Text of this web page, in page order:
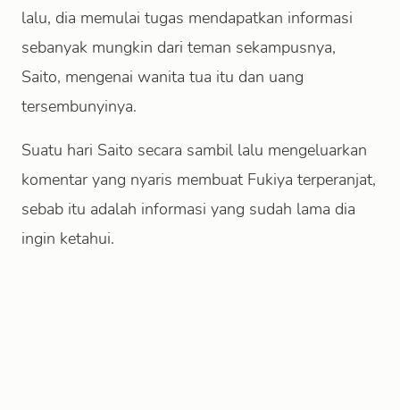
lalu, dia memulai tugas mendapatkan informasi
sebanyak mungkin dari teman sekampusnya,
Saito, mengenai wanita tua itu dan uang
tersembunyinya.
Suatu hari Saito secara sambil lalu mengeluarkan
komentar yang nyaris membuat Fukiya terperanjat,
sebab itu adalah informasi yang sudah lama dia
ingin ketahui.